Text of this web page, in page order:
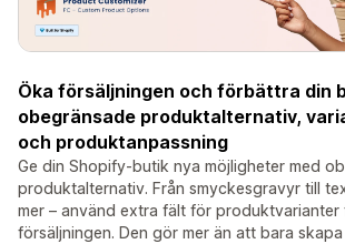
Öka försäljningen och förbättra din
obegränsade produktalternativ,
och produktanpassning
Ge din Shopify-butik nya möjligheter med
produktalternativ. Från smyckesgravyr till
mer – använd extra fält för
försäljningen. Den gör mer än att bara